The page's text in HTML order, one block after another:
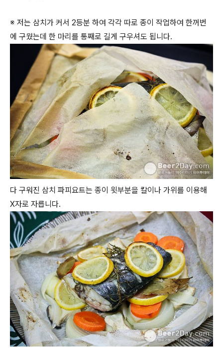
※ 저는 삼치가 커서 2등분 하여 각각 따로 종이 작업하여 한꺼번
에 구웠는데 한 마리를 통째로 길게 구우셔도 됩니다.
다 구워진 삼치 파피요트는 종이 윗부분을 칼이나 가위를 이용해
X자로 자릅니다.